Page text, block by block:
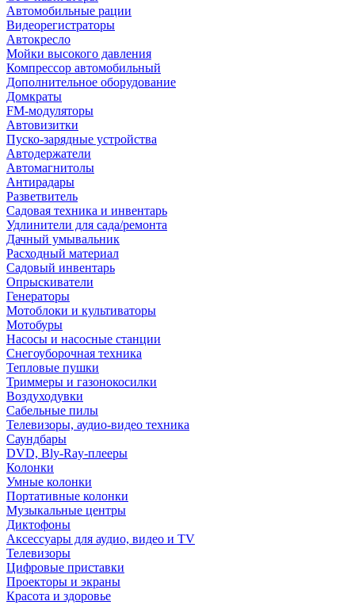
Автомобильные рации
Видеорегистраторы
Автокресло
Мойки высокого давления
Компрессор автомобильный
Дополнительное оборудование
Домкраты
FM-модуляторы
Автовизитки
Пуско-зарядные устройства
Автодержатели
Автомагнитолы
Антирадары
Разветвитель
Садовая техника и инвентарь
Удлинители для сада/ремонта
Дачный умывальник
Расходный материал
Садовый инвентарь
Опрыскиватели
Генераторы
Мотоблоки и культиваторы
Мотобуры
Насосы и насосные станции
Снегоуборочная техника
Тепловые пушки
Триммеры и газонокосилки
Воздуходувки
Сабельные пилы
Телевизоры, аудио-видео техника
Саундбары
DVD, Bly-Ray-плееры
Колонки
Умные колонки
Портативные колонки
Музыкальные центры
Диктофоны
Аксессуары для аудио, видео и TV
Телевизоры
Цифровые приставки
Проекторы и экраны
Красота и здоровье